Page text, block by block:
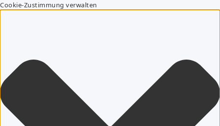
Cookie-Zustimmung verwalten